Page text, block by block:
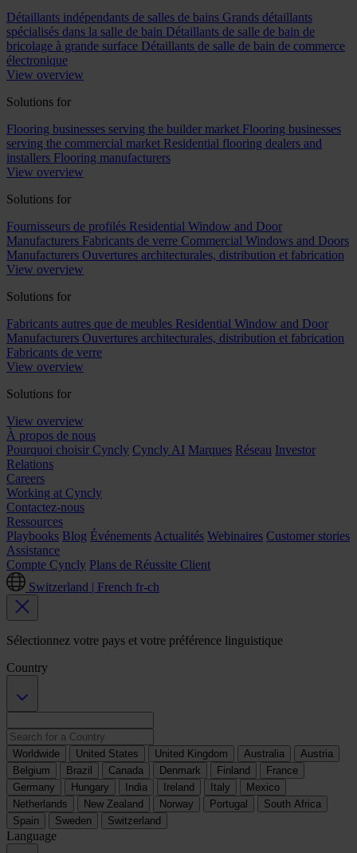
Détaillants indépendants de salles de bains Grands détaillants
spécialisés dans la salle de bain Détaillants de salle de bain de
bricolage à grande surface Détaillants de salle de bain de commerce
électronique
View overview
Solutions for
Flooring businesses serving the builder market Flooring businesses
serving the commercial market Residential flooring dealers and
installers Flooring manufacturers
View overview
Solutions for
Fournisseurs de profilés Residential Window and Door
Manufacturers Fabricants de verre Commercial Windows and Doors
Manufacturers Ouvertures architecturales, distribution et fabrication
View overview
Solutions for
Fabricants autres que de meubles Residential Window and Door
Manufacturers Ouvertures architecturales, distribution et fabrication
Fabricants de verre
View overview
Solutions for
View overview
À propos de nous
Pourquoi choisir Cyncly Cyncly AI Marques Réseau Investor
Relations
Careers
Working at Cyncly
Contactez-nous
Ressources
Playbooks Blog Événements Actualités Webinaires Customer stories
Assistance
Compte Cyncly Plans de Réussite Client
Switzerland | French fr-ch
Sélectionnez votre pays et votre préférence linguistique
Country
Worldwide United States United Kingdom Australia
Austria
Belgium
Brazil Canada Denmark Finland
France
Germany
Hungary India Ireland Italy
Mexico
Netherlands
New Zealand Norway Portugal
South Africa
Spain
Sweden Switzerland
Language